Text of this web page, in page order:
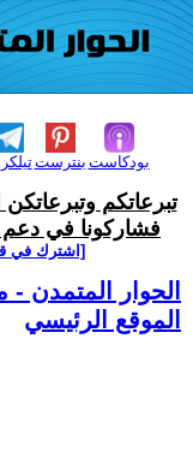
بنترست بودكاست
تبرعاتكم وتبرعاتكن
فشاركونا في دعم
[اشترك في
الحوار المتمدن -
الموقع الرئيسي